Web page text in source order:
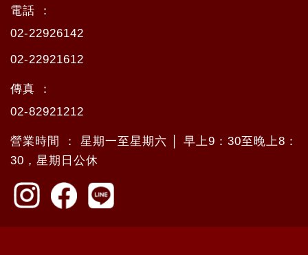
電話 ：
02-22926142
02-22921612
傳真 ：
02-82921212
營業時間 ： 星期一至星期六 │ 早上9：30至晚上8：
30，星期日公休